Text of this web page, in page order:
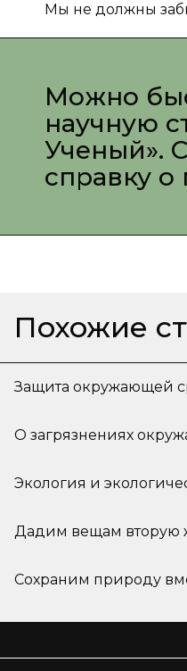
Мы не должны
Можно
научную
Ученый».
справку
Похожие
Защита окружающей
О загрязнениях
Экология и
Дадим вещам вторую
Сохраним природу